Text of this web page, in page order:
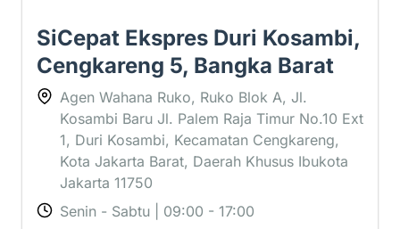
SiCepat Ekspres Duri Kosambi,
Cengkareng 5, Bangka Barat
Agen Wahana Ruko, Ruko Blok A, Jl.
Kosambi Baru Jl. Palem Raja Timur No.10 Ext
1, Duri Kosambi, Kecamatan Cengkareng,
Kota Jakarta Barat, Daerah Khusus Ibukota
Jakarta 11750
Senin - Sabtu | 09:00 - 17:00